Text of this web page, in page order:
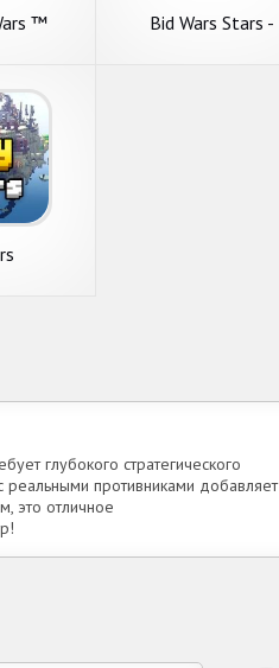
™
Bid Wars Stars -
глубокого стратегического
реальными противниками добавляет
это отличное